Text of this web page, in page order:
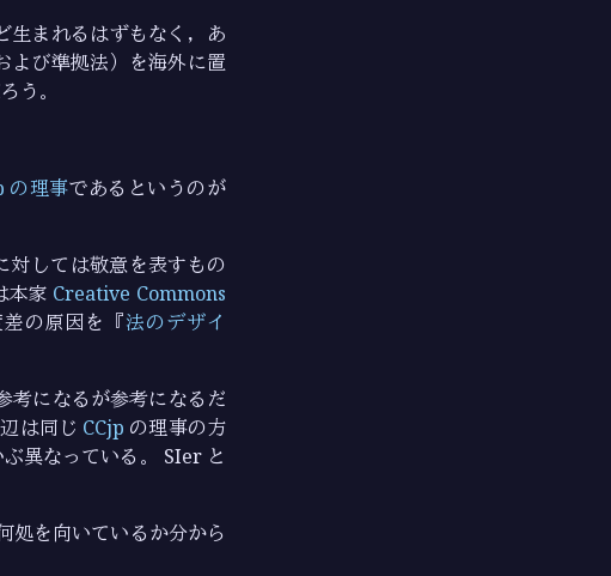
生まれるはずもなく，あ
よび準拠法）を海外に置
う。
の理事であるというのが
対しては敬意を表すもの
本家 Creative Commons
の原因を『法のデザイ
考になるが参考になるだ
は同じ CCjp の理事の方
異なっている。 SIer と
処を向いているか分から